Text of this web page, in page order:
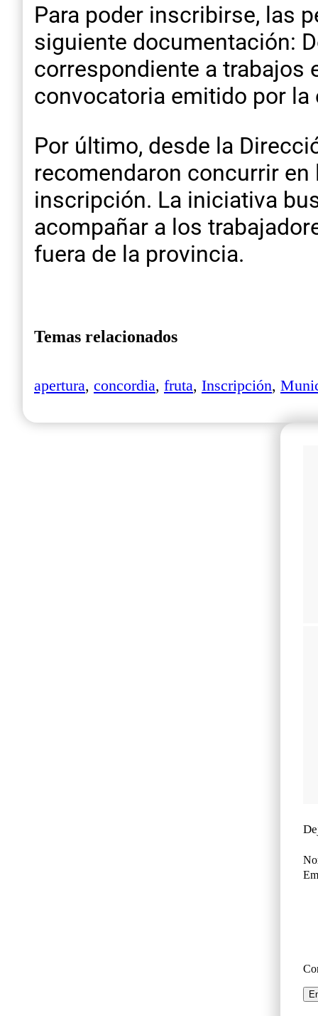
Para poder inscribirse, las
siguiente documentación:
correspondiente a trabajos
convocatoria emitido por la
Por último, desde la
recomendaron concurrir
inscripción. La iniciativa
acompañar a los
fuera de la provincia.
Temas relacionados
apertura, concordia, fruta, Inscripción,